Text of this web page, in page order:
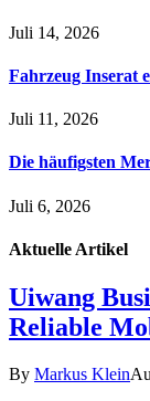
Juli 14, 2026
Fahrzeug Inserat
Juli 11, 2026
Die häufigsten
Juli 6, 2026
Aktuelle Artikel
Uiwang
Reliable
By Markus Klein